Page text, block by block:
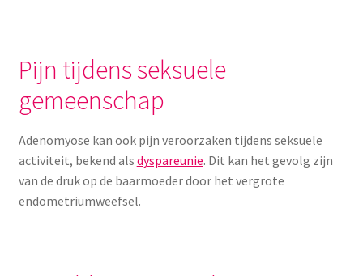
Pijn tijdens seksuele
gemeenschap
Adenomyose kan ook pijn veroorzaken tijdens seksuele
activiteit, bekend als dyspareunie. Dit kan het gevolg zijn
van de druk op de baarmoeder door het vergrote
endometriumweefsel.